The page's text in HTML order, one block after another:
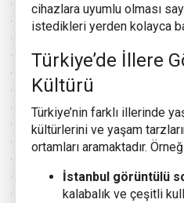
cihazlara uyumlu olması
istedikleri yerden kolayca
Türkiye’de İllere
Kültürü
Türkiye’nin farklı illerinde
kültürlerini ve yaşam
ortamları aramaktadır.
İstanbul görüntülü
kalabalık ve çeşitli